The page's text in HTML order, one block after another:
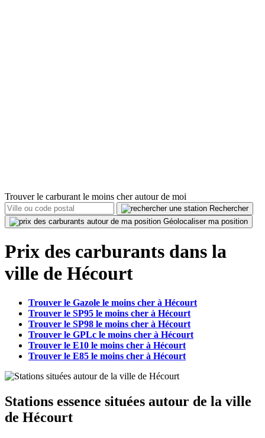
Trouver le carburant le moins cher autour de moi
Rechercher
Géolocaliser ma position
Prix des carburants dans la
ville de Hécourt
Trouver le Gazole le moins cher à Hécourt
Trouver le SP95 le moins cher à Hécourt
Trouver le SP98 le moins cher à Hécourt
Trouver le GPLc le moins cher à Hécourt
Trouver le E10 le moins cher à Hécourt
Trouver le E85 le moins cher à Hécourt
Stations essence situées autour de la ville
de Hécourt